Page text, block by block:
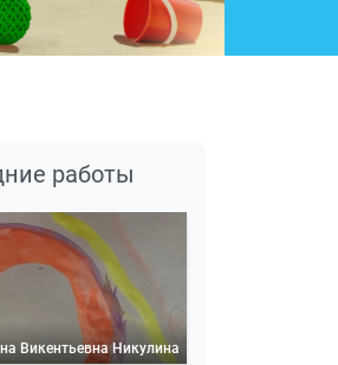
работы
Викентьевна Никулина